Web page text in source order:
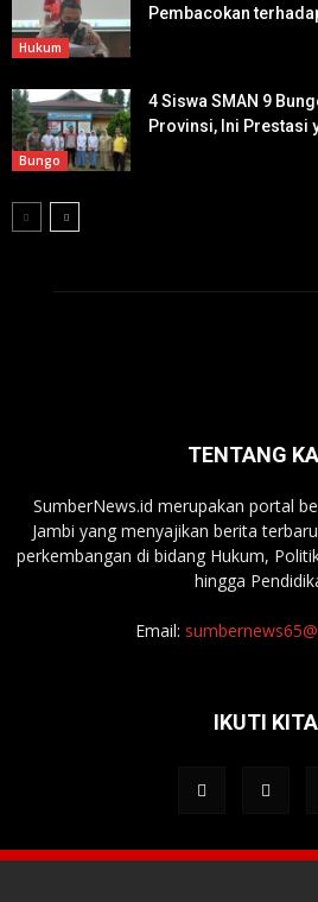
Hukum
Pembacokan
Bungo
4 Siswa SMAN 9
Provinsi, Ini Prestasi
TENTANG
SumberNews.id merupakan portal
Jambi yang menyajikan berita
perkembangan di bidang Hukum,
hingga
Email:
IKUTI KITA